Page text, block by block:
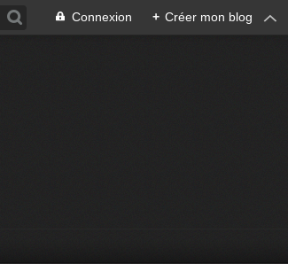
Connexion + Créer mon blog